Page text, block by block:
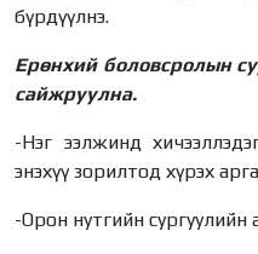
бүрдүүлнэ.
Ерөнхий боловсролын
сайжруулна.
-Нэг ээлжинд
энэхүү зорилтод хүрэх
-Орон нутгийн